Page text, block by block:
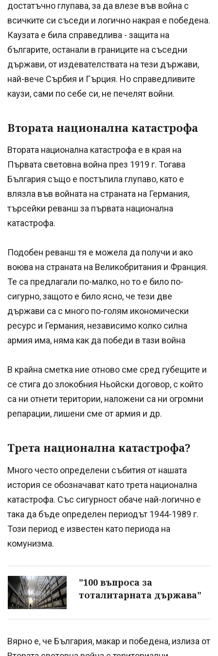
достатъчно глупава, за да влезе във война с
всичките си съседи и логично накрая е победена.
Каузата е била справедлива - защита на
българите, останали в границите нa съседни
държави, от издевателствата на тези държави,
най-вече Сърбия и Гърция. Но справедливите
каузи, сами по себе си, не печелят войни.
Втората национална катастрофа
Втората национална катастрофа е в края на
Първата световна война през 1919 г. Тогава
България също е постъпила глупаво, като е
влязла във войната на страната на Германия,
търсейки реванш за първата национална
катастрофа.
Подобен реванш тя е можела да получи и ако
воюва на страната на Великобритания и Франция.
Те са предлагали по-малко, но то е било по-
сигурно, защото е било ясно, че тези две
държави са с много по-голям икономически
ресурс и Германия, независимо колко силна
армия има, няма как да победи в тази война
В крайна сметка ние отново сме сред губещите и
се стига до злокобния Ньойски договор, с който
са ни отнети територии, наложени са ни огромни
репарации, лишени сме от армия и др.
Трета национална катастрофа?
Много често определени събития от нашата
история се обозначават като трета национална
катастрофа. Със сигурност обаче най-логично е
така да бъде определен периодът 1944-1989 г.
Този период е известен като периода на
комунизма.
"100 въпроса за
тоталитарната държава"
Вярно е, че България, макар и победена, излиза от